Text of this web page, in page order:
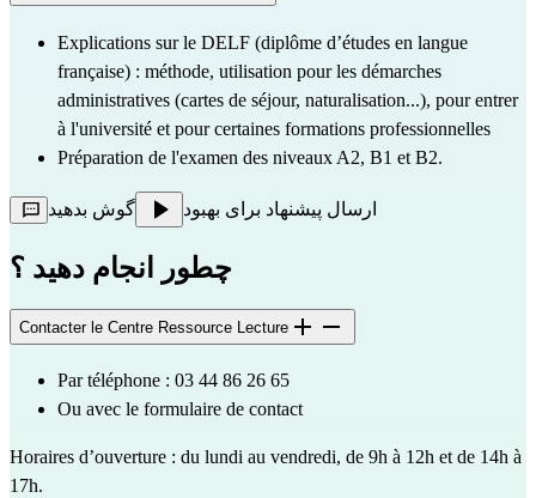
Explications sur le DELF (diplôme d’études en langue
française) : méthode, utilisation pour les démarches
administratives (cartes de séjour, naturalisation...), pour entrer
à l'université et pour certaines formations professionnelles
Préparation de l'examen des niveaux A2, B1 et B2.
ارسال پیشنهاد برای بهبود گوش بدهید
چطور انجام دهید ؟
Contacter le Centre Ressource Lecture
Par téléphone : 03 44 86 26 65
Ou avec le formulaire de contact
Horaires d’ouverture : du lundi au vendredi, de 9h à 12h et de 14h à
17h.